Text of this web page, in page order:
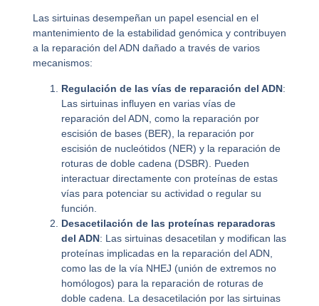
Las sirtuinas desempeñan un papel esencial en el
mantenimiento de la estabilidad genómica y contribuyen
a la reparación del ADN dañado a través de varios
mecanismos:
Regulación de las vías de reparación del ADN:
Las sirtuinas influyen en varias vías de
reparación del ADN, como la reparación por
escisión de bases (BER), la reparación por
escisión de nucleótidos (NER) y la reparación de
roturas de doble cadena (DSBR). Pueden
interactuar directamente con proteínas de estas
vías para potenciar su actividad o regular su
función.
Desacetilación de las proteínas reparadoras
del ADN: Las sirtuinas desacetilan y modifican las
proteínas implicadas en la reparación del ADN,
como las de la vía NHEJ (unión de extremos no
homólogos) para la reparación de roturas de
doble cadena. La desacetilación por las sirtuinas